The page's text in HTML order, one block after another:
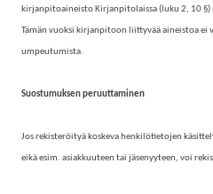
kirjanpitoaineisto Kirjanpitolaissa (luku 2, 10
Tämän vuoksi kirjanpitoon liittyvää aineistoa ei
umpeutumista.
Suostumuksen peruuttaminen
Jos rekisteröityä koskeva henkilötietojen
eikä esim. asiakkuuteen tai jäsenyyteen, voi